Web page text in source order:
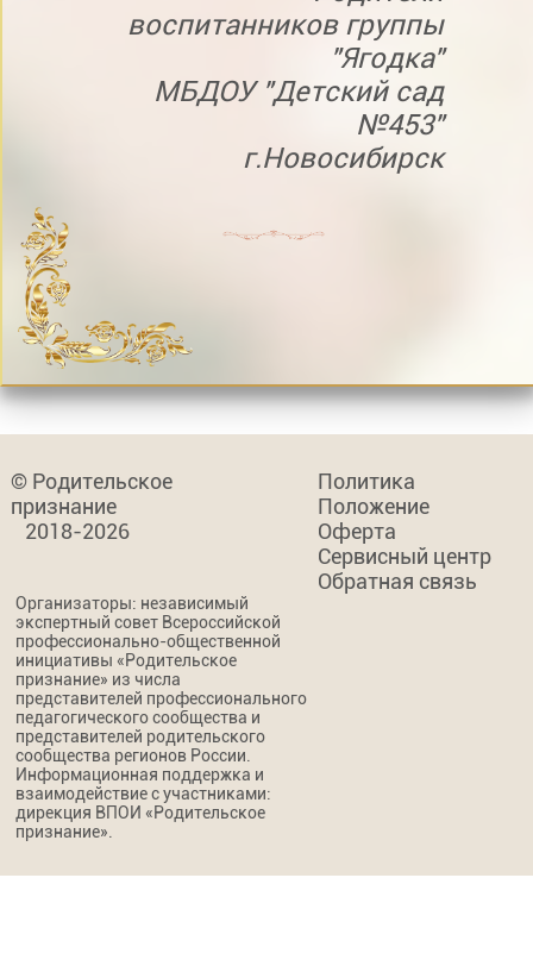
воспитанников группы
"Ягодка"
МБДОУ "Детский сад
№453"
г.Новосибирск
© Родительское
признание
2018-2026
Политика
Положение
Оферта
Сервисный центр
Обратная связь
Организаторы: независимый
экспертный совет Всероссийской
профессионально-общественной
инициативы «Родительское
признание» из числа
представителей профессионального
педагогического сообщества и
представителей родительского
сообщества регионов России.
Информационная поддержка и
взаимодействие с участниками:
дирекция ВПОИ «Родительское
признание».